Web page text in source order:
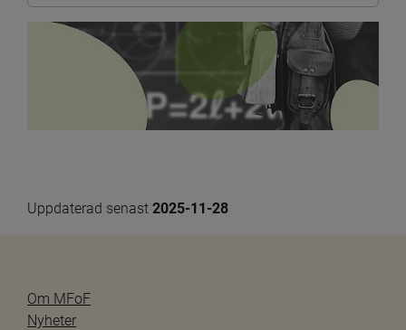
Uppdaterad senast 2025-11-28
Om MFoF
Nyheter